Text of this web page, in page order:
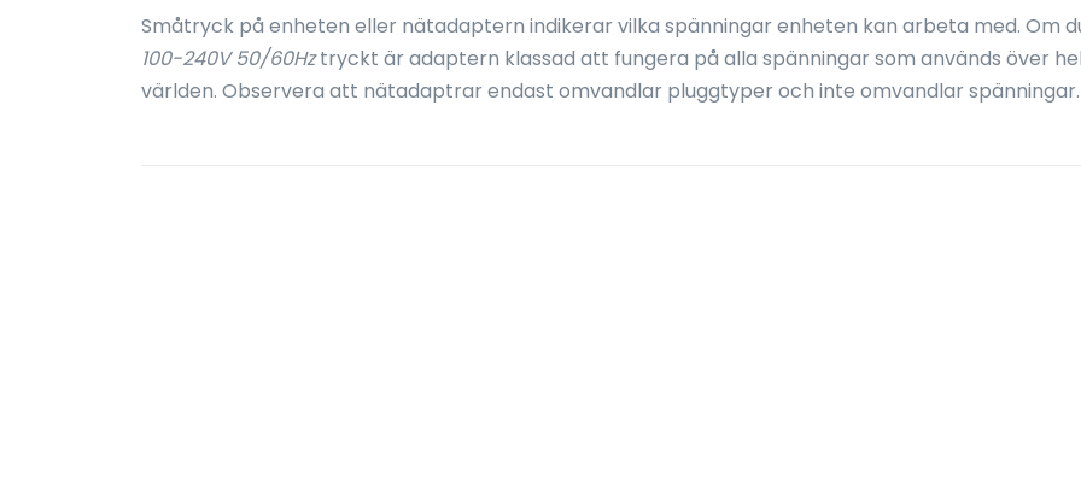
Småtryck på enheten eller nätadaptern indikerar vilka spänningar enheten kan arbeta med. Om
100-240V 50/60Hztryckt är adaptern klassad att fungera på alla spänningar som används över
världen. Observera att nätadaptrar endast omvandlar pluggtyper och inte omvandlar spänningar.